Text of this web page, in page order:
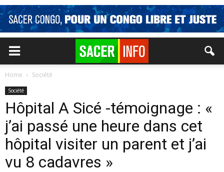
Home Société
Société
Hôpital A Sicé -témoignage : «
j’ai passé une heure dans cet
hôpital visiter un parent et j’ai
vu 8 cadavres »